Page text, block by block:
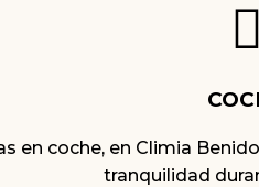
en coche, en Climia
tranquilidad